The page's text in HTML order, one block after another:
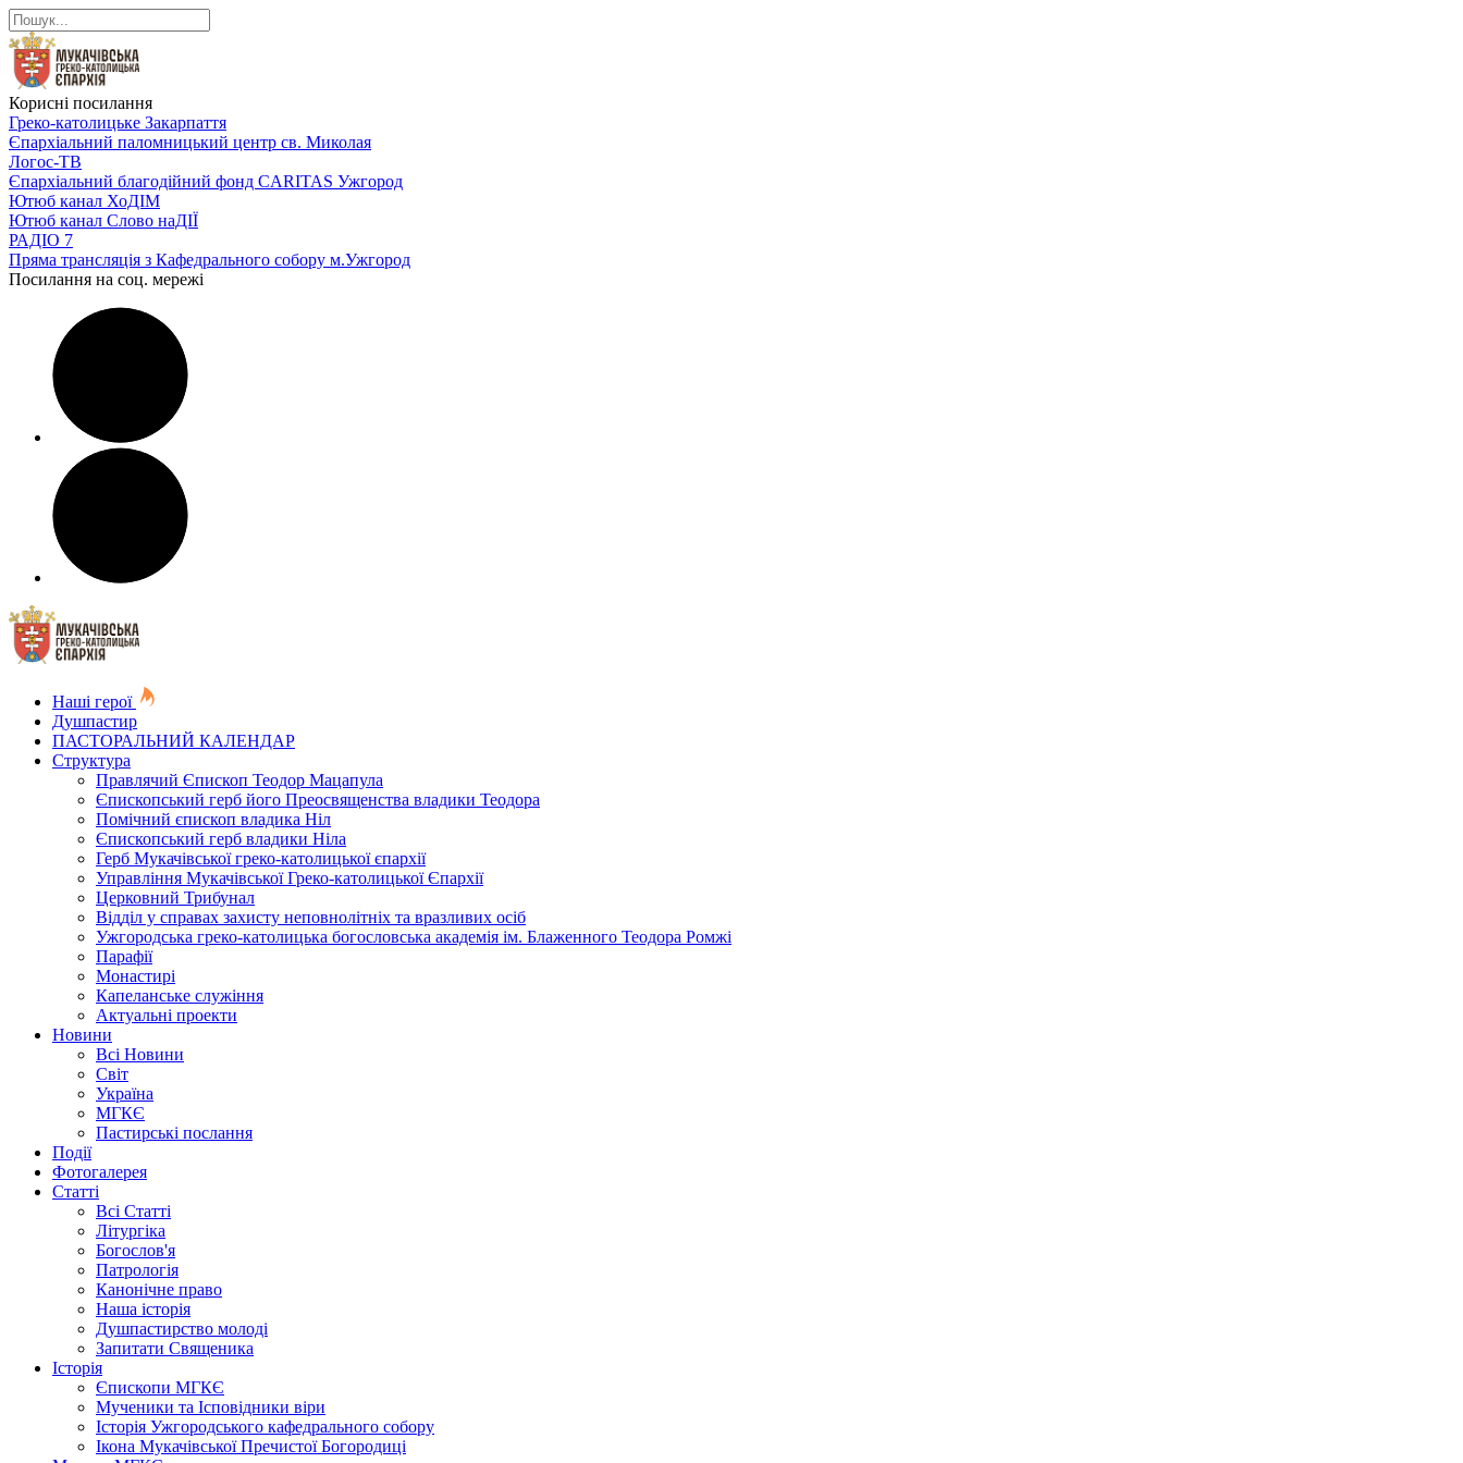
Корисні посилання
Греко-католицьке Закарпаття
Єпархіальний паломницький центр св. Миколая
Логос-ТВ
Єпархіальний благодійний фонд CARITAS Ужгород
Ютюб канал ХоДІМ
Ютюб канал Слово наДІЇ
РАДІО 7
Пряма трансляція з Кафедрального собору м.Ужгород
Посилання на соц. мережі
Наші герої
Душпастир
ПАСТОРАЛЬНИЙ КАЛЕНДАР
Структура
Правлячий Єпископ Теодор Мацапула
Єпископський герб його Преосвященства владики Теодора
Помічний єпископ владика Ніл
Єпископський герб владики Ніла
Герб Мукачівської греко-католицької єпархії
Управління Мукачівської Греко-католицької Єпархії
Церковний Трибунал
Відділ у справах захисту неповнолітніх та вразливих осіб
Ужгородська греко-католицька богословська академія ім. Блаженного Теодора Ромжі
Парафії
Монастирі
Капеланське служіння
Актуальні проекти
Новини
Всі Новини
Світ
Україна
МГКЄ
Пастирські послання
Події
Фотогалерея
Статті
Всі Статті
Літургіка
Богослов'я
Патрологія
Канонічне право
Наша історія
Душпастирство молоді
Запитати Священика
Історія
Єпископи МГКЄ
Мученики та Ісповідники віри
Історія Ужгородського кафедрального собору
Ікона Мукачівської Пречистої Богородиці